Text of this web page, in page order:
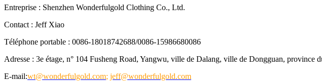
Entreprise : Shenzhen Wonderfulgold Clothing Co., Ltd.
Contact : Jeff Xiao
Téléphone portable : 0086-18018742688/0086-15986680086
Adresse : 3e étage, n° 104 Fusheng Road, Yangwu, ville de Dalang, ville de Dongguan, province
E-mail:wt@wonderfulgold.com; jeff@wonderfulgold.com